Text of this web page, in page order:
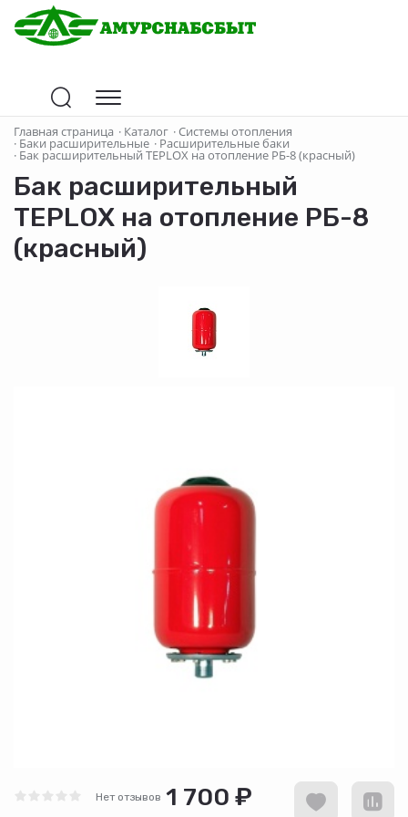
Главная страница · Каталог ·Системы отопления
· Баки расширительные · Расширительные баки
· Бак расширительный TEPLOX на отопление РБ-8 (красный)
Бак расширительный
TEPLOX на отопление РБ-8
(красный)
Нет отзывов 1 700 ₽